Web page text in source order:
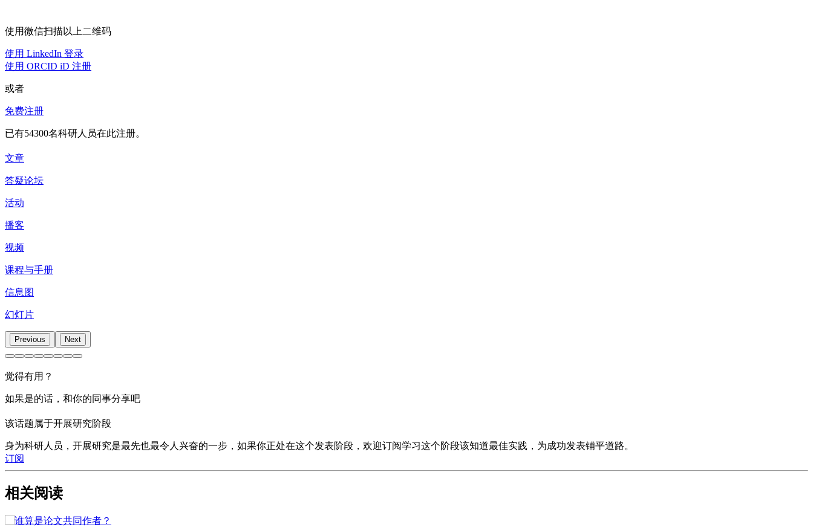
使用微信扫描以上二维码
使用 LinkedIn 登录
使用 ORCID iD 注册
或者
免费注册
已有54300名科研人员在此注册。
文章
答疑论坛
活动
播客
视频
课程与手册
信息图
幻灯片
Previous Next
觉得有用？
如果是的话，和你的同事分享吧
该话题属于开展研究阶段
身为科研人员，开展研究是最先也最令人兴奋的一步，如果你正处在这个发表阶段，欢迎订阅学习这个阶段该知道最佳实践，为成功发表铺平道路。
订阅
相关阅读